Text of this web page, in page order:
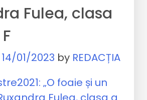
Fulea, clasa
14/01/2023 by REDACȚIA